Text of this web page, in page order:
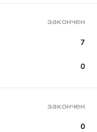
закончен
7
0
закончен
0